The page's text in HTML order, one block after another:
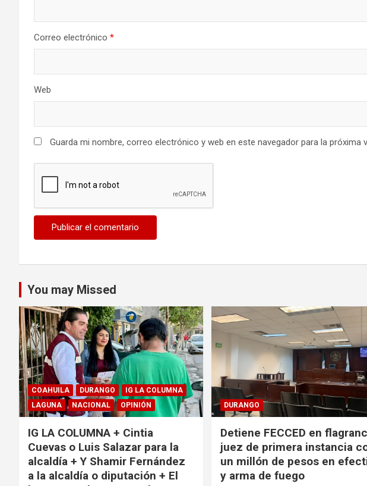
Correo electrónico *
Web
Guarda mi nombre, correo electrónico y web en este navegador para la próxima
You may Missed
COAHUILA DURANGO
IG LA COLUMNA
LAGUNA
NACIONAL OPINIÓN
IG LA COLUMNA + Cintia
Cuevas o Luis Salazar para la
alcaldía + Y Shamir Fernández
a la alcaldía o diputación + El
DURANGO
Detiene FECCED en
juez de primera instancia
un millón de pesos en
y arma de fuego